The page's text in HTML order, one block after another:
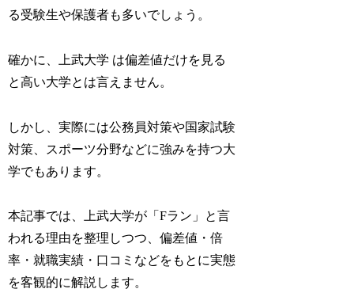
る受験生や保護者も多いでしょう。
確かに、上武大学 は偏差値だけを見る
と高い大学とは言えません。
しかし、実際には公務員対策や国家試験
対策、スポーツ分野などに強みを持つ大
学でもあります。
本記事では、上武大学が「Fラン」と言
われる理由を整理しつつ、偏差値・倍
率・就職実績・口コミなどをもとに実態
を客観的に解説します。